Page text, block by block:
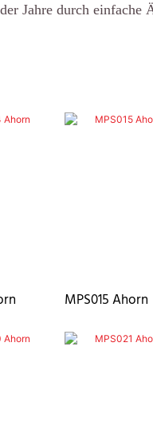
Jahre durch einfache
MPS015 Ahorn